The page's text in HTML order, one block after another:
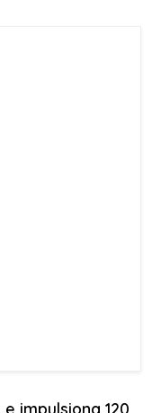
impulsiona 120